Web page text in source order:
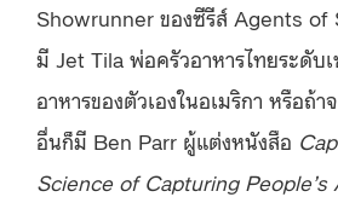
Showrunner ของซีรีส์ Agents of
มี Jet Tila พ่อครัวอาหารไทยระดับ
อาหารของตัวเองในอเมริกา หรือถ้า
อื่นก็มี Ben Parr ผู้แต่งหนังสือ
Science of Capturing